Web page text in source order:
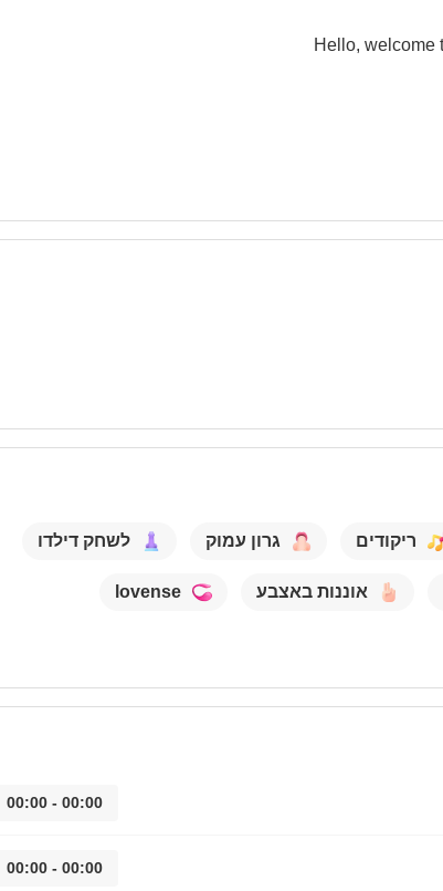
ריקודים גרון עמוק לשחק דילדו
אוננות באצבע lovense
00:00 - 00:00
00:00 - 00:00